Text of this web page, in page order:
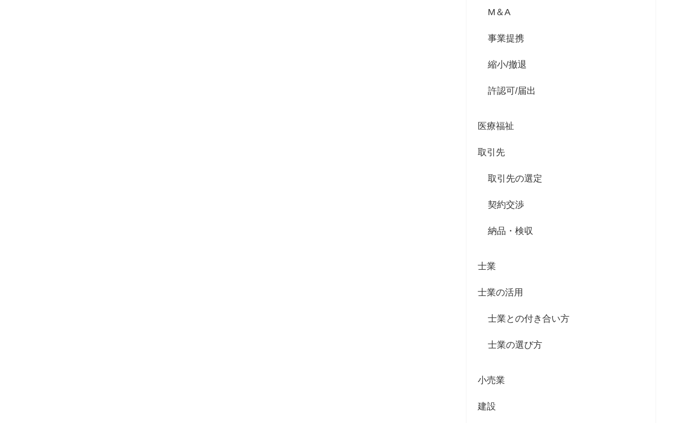
M＆A
事業提携
縮小/撤退
許認可/届出
医療福祉
取引先
取引先の選定
契約交渉
納品・検収
士業
士業の活用
士業との付き合い方
士業の選び方
小売業
建設